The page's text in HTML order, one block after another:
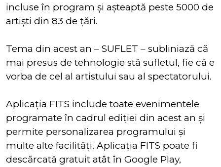
incluse în program și așteaptă peste 5000 de
artişti din 83 de țări.
Tema din acest an – SUFLET – subliniază că
mai presus de tehnologie stă sufletul, fie că e
vorba de cel al artistului sau al spectatorului.
Aplicația FITS include toate evenimentele
programate în cadrul ediţiei din acest an şi
permite personalizarea programului şi
multe alte facilități. Aplicaţia FITS poate fi
descărcată gratuit atât în Google Play,